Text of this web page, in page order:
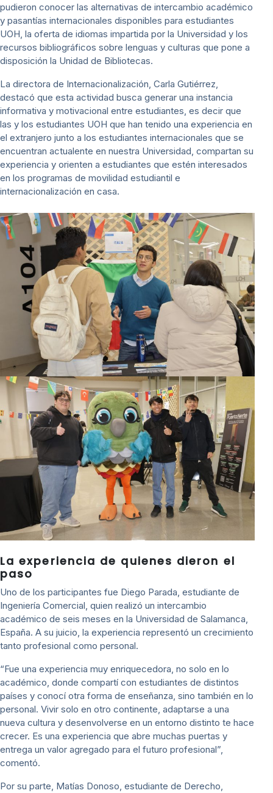
pudieron conocer las alternativas de intercambio académico
y pasantías internacionales disponibles para estudiantes
UOH, la oferta de idiomas impartida por la Universidad y los
recursos bibliográficos sobre lenguas y culturas que pone a
disposición la Unidad de Bibliotecas.
La directora de Internacionalización, Carla Gutiérrez,
destacó que esta actividad busca generar una instancia
informativa y motivacional entre estudiantes, es decir que
las y los estudiantes UOH que han tenido una experiencia en
el extranjero junto a los estudiantes internacionales que se
encuentran actualente en nuestra Universidad, compartan su
experiencia y orienten a estudiantes que estén interesados
en los programas de movilidad estudiantil e
internacionalización en casa.
La experiencia de quienes dieron el
paso
Uno de los participantes fue Diego Parada, estudiante de
Ingeniería Comercial, quien realizó un intercambio
académico de seis meses en la Universidad de Salamanca,
España. A su juicio, la experiencia representó un crecimiento
tanto profesional como personal.
“Fue una experiencia muy enriquecedora, no solo en lo
académico, donde compartí con estudiantes de distintos
países y conocí otra forma de enseñanza, sino también en lo
personal. Vivir solo en otro continente, adaptarse a una
nueva cultura y desenvolverse en un entorno distinto te hace
crecer. Es una experiencia que abre muchas puertas y
entrega un valor agregado para el futuro profesional”,
comentó.
Por su parte, Matías Donoso, estudiante de Derecho,